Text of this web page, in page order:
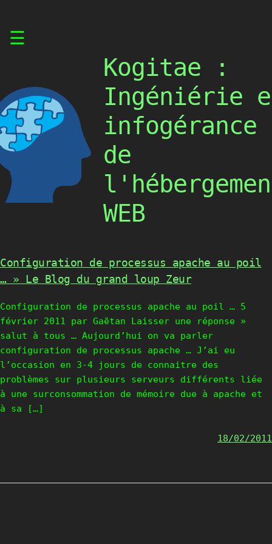
☰
Kogitae :
Ingéniérie
infogérance
de
WEB
Configuration de processus apache au poil
… » Le Blog du grand loup Zeur
Configuration de processus apache au poil … 5
février 2011 par Gaëtan Laisser une réponse »
salut à tous … Aujourd’hui on va parler
configuration de processus apache … J’ai eu
l’occasion en 3-4 jours de connaitre des
problèmes sur plusieurs serveurs différents liée
à une surconsommation de mémoire due à apache et
à sa […]
18/02/2011